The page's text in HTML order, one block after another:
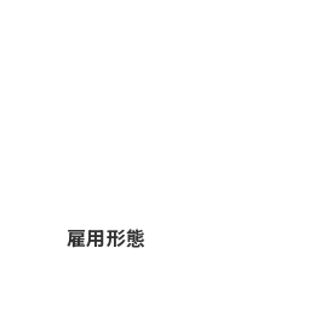
雇用形態